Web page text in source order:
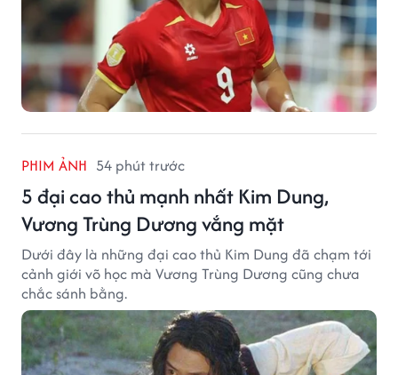
PHIM ẢNH 54 phút trước
5 đại cao thủ mạnh nhất Kim Dung,
Vương Trùng Dương vắng mặt
Dưới đây là những đại cao thủ Kim Dung đã chạm tới
cảnh giới võ học mà Vương Trùng Dương cũng chưa
chắc sánh bằng.